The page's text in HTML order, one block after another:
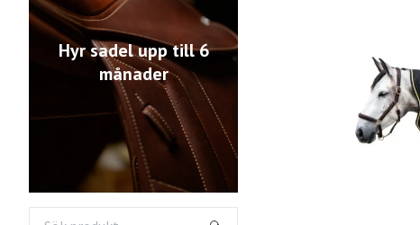
Hyr sadel upp till 6
månader